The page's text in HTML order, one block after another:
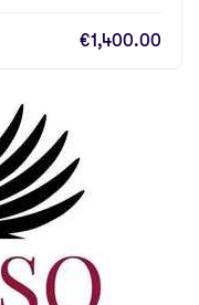
€1,400.00